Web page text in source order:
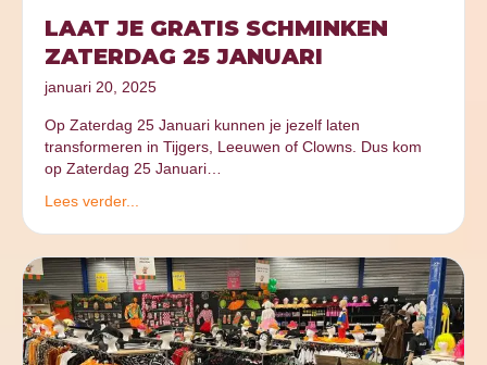
LAAT JE GRATIS SCHMINKEN
ZATERDAG 25 JANUARI
januari 20, 2025
Op Zaterdag 25 Januari kunnen je jezelf laten
transformeren in Tijgers, Leeuwen of Clowns. Dus kom
op Zaterdag 25 Januari…
Lees verder...